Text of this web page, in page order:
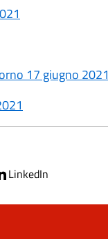
17 giugno 2021
LinkedIn